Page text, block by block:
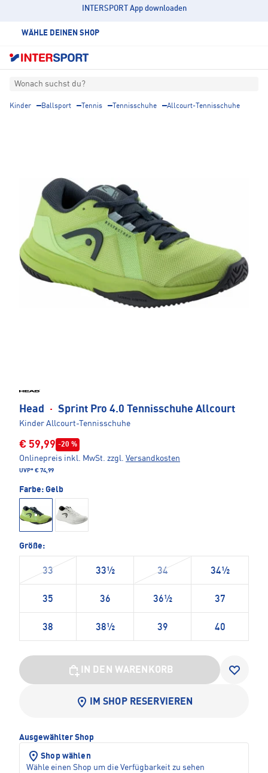
INTERSPORT App downloaden
WÄHLE DEINEN SHOP
Wonach suchst du?
Kinder Ballsport Tennis Tennisschuhe Allcourt-Tennisschuhe
Head · Sprint Pro 4.0 Tennisschuhe Allcourt
Kinder Allcourt-Tennisschuhe
€ 59,99 -20 %
Onlinepreis inkl. MwSt. zzgl. Versandkosten
UVP* € 74,99
Farbe: Gelb
Größe:
33 33½ 34 34½
35 36 36½ 37
38 38½ 39 40
IN DEN WARENKORB
IM SHOP RESERVIEREN
Ausgewählter Shop
Shop wählen
Wähle einen Shop um die Verfügbarkeit zu sehen